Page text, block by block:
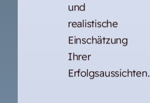
und
realistische
Einschätzung
Ihrer
Erfolgsaussichten.